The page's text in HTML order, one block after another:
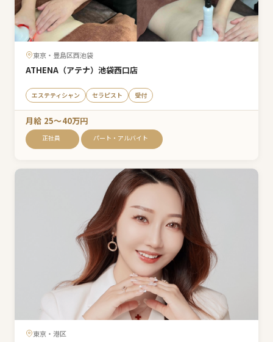
東京・豊島区西池袋
ATHENA（アテナ）池袋西口店
エステティシャン セラピスト 受付
月給 25〜40万円
正社員 パート・アルバイト
東京・港区